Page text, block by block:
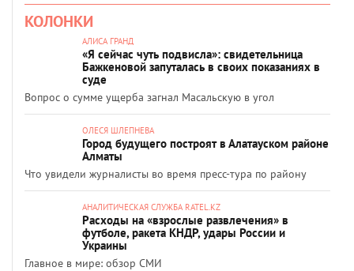
КОЛОНКИ
АЛИСА ГРАНД
«Я сейчас чуть подвисла»: свидетельница
Бажкеновой запуталась в своих показаниях в
суде
Вопрос о сумме ущерба загнал Масальскую в угол
ОЛЕСЯ ШЛЕПНЕВА
Город будущего построят в Алатауском районе
Алматы
Что увидели журналисты во время пресс-тура по району
АНАЛИТИЧЕСКАЯ СЛУЖБА RATEL.KZ
Расходы на «взрослые развлечения» в
футболе, ракета КНДР, удары России и
Украины
Главное в мире: обзор СМИ